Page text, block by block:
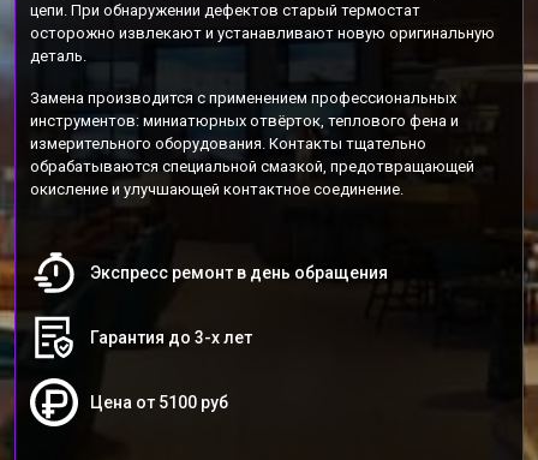
цепи. При обнаружении дефектов старый термостат
осторожно извлекают и устанавливают новую оригинальную
деталь.
Замена производится с применением профессиональных
инструментов: миниатюрных отвёрток, теплового фена и
измерительного оборудования. Контакты тщательно
обрабатываются специальной смазкой, предотвращающей
окисление и улучшающей контактное соединение.
Экспресс ремонт в день обращения
Гарантия до 3-х лет
Цена от 5100 руб